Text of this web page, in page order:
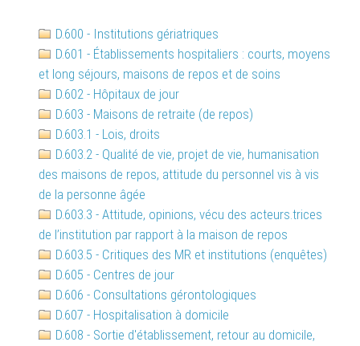
D.600 - Institutions gériatriques
D.601 - Établissements hospitaliers : courts, moyens
et long séjours, maisons de repos et de soins
D.602 - Hôpitaux de jour
D.603 - Maisons de retraite (de repos)
D.603.1 - Lois, droits
D.603.2 - Qualité de vie, projet de vie, humanisation
des maisons de repos, attitude du personnel vis à vis
de la personne âgée
D.603.3 - Attitude, opinions, vécu des acteurs.trices
de l’institution par rapport à la maison de repos
D.603.5 - Critiques des MR et institutions (enquêtes)
D.605 - Centres de jour
D.606 - Consultations gérontologiques
D.607 - Hospitalisation à domicile
D.608 - Sortie d'établissement, retour au domicile,